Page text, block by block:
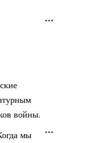
войны.
мы